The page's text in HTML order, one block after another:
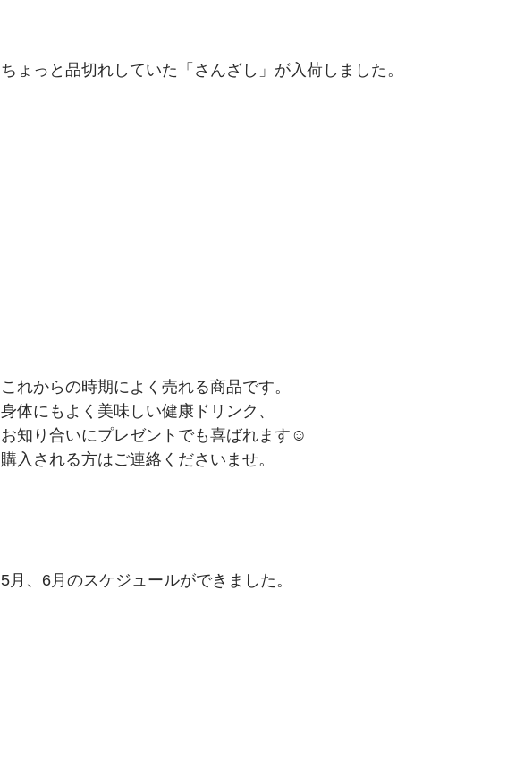
ちょっと品切れしていた「さんざし」が入荷しました。
これからの時期によく売れる商品です。
身体にもよく美味しい健康ドリンク、
お知り合いにプレゼントでも喜ばれます☺
購入される方はご連絡くださいませ。
5月、6月のスケジュールができました。